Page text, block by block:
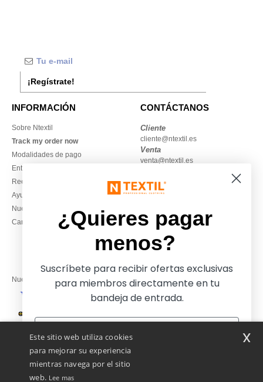
¡Regístrate!
INFORMACIÓN
Sobre Ntextil
Track my order now
Modalidades de pago
Entrega
Reembolsos / devoluciones
Ayuda & FAQs
Nuestros compromisos
Camisetas locales al por mayor
CONTÁCTANOS
Cliente
cliente@ntextil.es
Venta
venta@ntextil.es
930 410 200
Viernes: 10:00–14:00
Nuestros socios financieros
Este sitio web utiliza cookies
para mejorar su experiencia
mientras navega por el sitio
web. Lee mas
x
¿Quieres pagar
menos?
Suscríbete para recibir ofertas exclusivas
para miembros directamente en tu
bandeja de entrada.